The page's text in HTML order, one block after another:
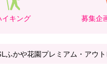
イキング 募集企
ふかや花園プレミアム・アウ